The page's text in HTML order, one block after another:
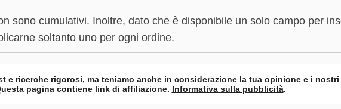
sono cumulativi. Inoltre, dato che è disponibile un solo campo per
soltanto uno per ogni ordine.
e ricerche rigorosi, ma teniamo anche in considerazione la tua opinione e i nostri
pagina contiene link di affiliazione. Informativa sulla pubblicità.